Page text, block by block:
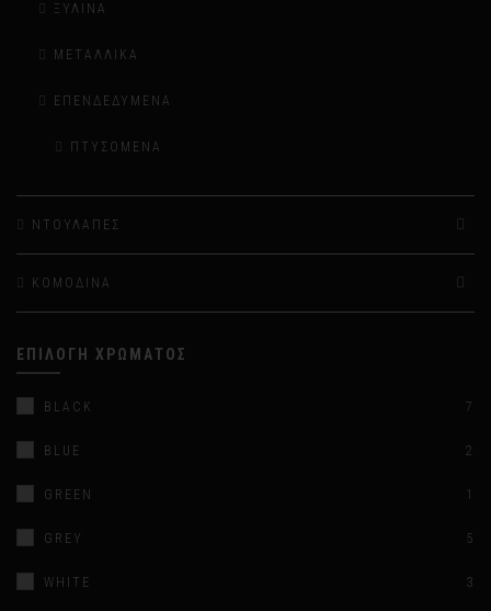
ΞΎΛΙΝΑ
ΜΕΤΑΛΛΙΚΆ
ΕΠΕΝΔΕΔΥΜΈΝΑ
ΠΤΥΣΌΜΕΝΑ
ΝΤΟΥΛΆΠΕΣ
ΚΟΜΟΔΊΝΑ
ΕΠΙΛΟΓΉ ΧΡΏΜΑΤΟΣ
BLACK 7
BLUE 2
GREEN
GREY 5
WHITE 3